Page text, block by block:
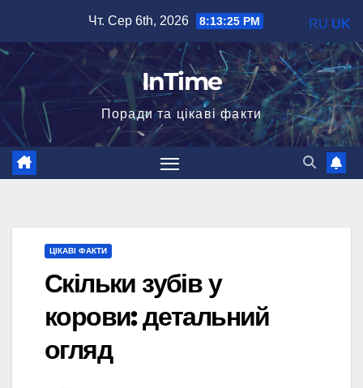
вмісту
Чт. Сер 6th, 2026 8:13:27 PM
InTime
Поради та цікаві факти
ЦІКАВІ ФАКТИ
Скільки зубів у
корови: детальний
огляд
RU UK